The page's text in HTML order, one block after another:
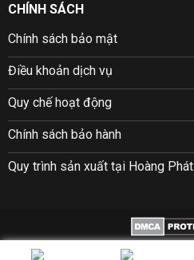
CHÍNH SÁCH
Chính sách bảo mật
Điều khoản dịch vụ
Quy chế hoạt động
Chính sách bảo hành
Quy trình sản xuất tại Hoàng Phát